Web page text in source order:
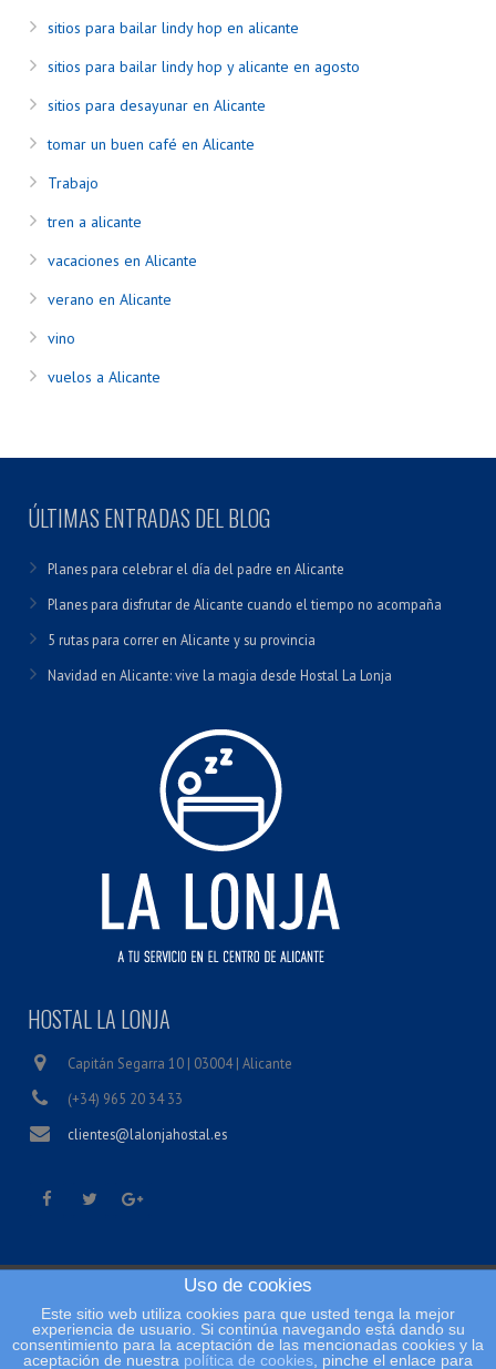
sitios para bailar lindy hop en alicante
sitios para bailar lindy hop y alicante en agosto
sitios para desayunar en Alicante
tomar un buen café en Alicante
Trabajo
tren a alicante
vacaciones en Alicante
verano en Alicante
vino
vuelos a Alicante
ÚLTIMAS ENTRADAS DEL BLOG
Planes para celebrar el día del padre en Alicante
Planes para disfrutar de Alicante cuando el tiempo no acompaña
5 rutas para correr en Alicante y su provincia
Navidad en Alicante: vive la magia desde Hostal La Lonja
HOSTAL LA LONJA
Capitán Segarra 10 | 03004 | Alicante
(+34) 965 20 34 33
clientes@lalonjahostal.es
Condiciones legales
Política de cookies
Uso de cookies
Este sitio web utiliza cookies para que usted tenga la mejor
experiencia de usuario. Si continúa navegando está dando su
consentimiento para la aceptación de las mencionadas cookies y la
aceptación de nuestra política de cookies , pinche el enlace para